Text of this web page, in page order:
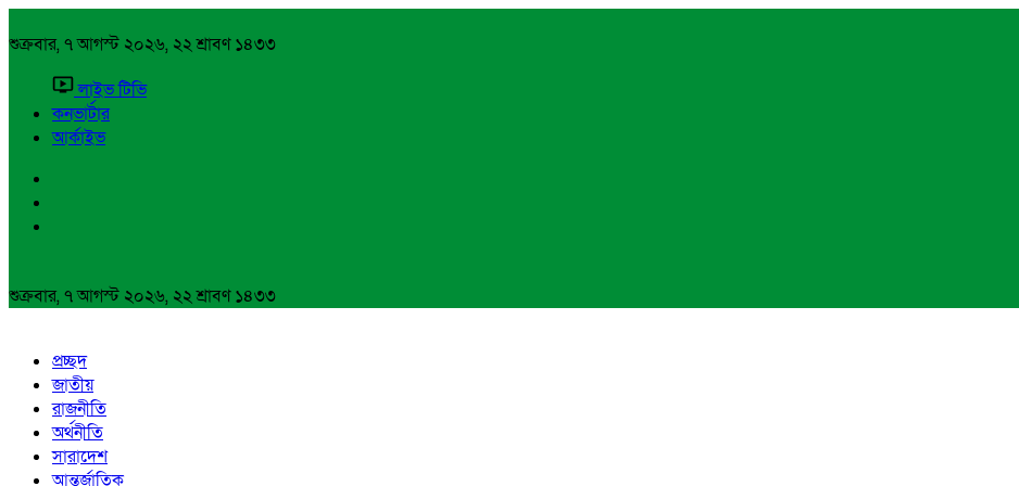
শুক্রবার, ৭ আগস্ট ২০২৬, ২২ শ্রাবণ ১৪৩৩
লাইভ টিভি
কনভার্টার
আর্কাইভ
শুক্রবার, ৭ আগস্ট ২০২৬, ২২ শ্রাবণ ১৪৩৩
প্রচ্ছদ
জাতীয়
রাজনীতি
অর্থনীতি
সারাদেশ
আন্তর্জাতিক